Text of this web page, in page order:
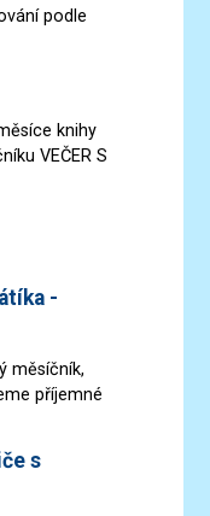
podle
knihy
VEČER S
-
měsíčník,
příjemné
s